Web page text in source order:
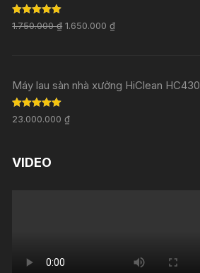
Rated 5.00
out of 5
1.750.000₫ 1.650.000₫
Máy lau sàn nhà xưởng HiClean HC430
Rated5.00
out of 5
23.000.000₫
VIDEO